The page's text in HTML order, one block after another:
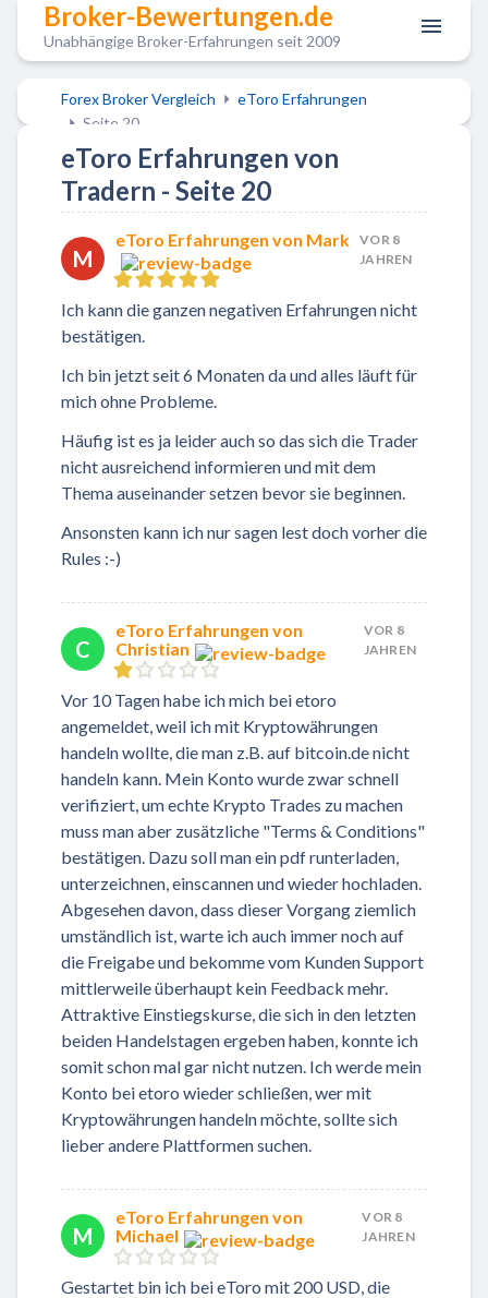
Broker-Bewertungen.de
Unabhängige Broker-Erfahrungen seit 2009
Forex Broker Vergleich
eToro Erfahrungen
Seite 20
eToro Erfahrungen von
Tradern - Seite 20
M
eToro Erfahrungen von Mark
VOR 8
JAHREN
Ich kann die ganzen negativen Erfahrungen nicht
bestätigen.
Ich bin jetzt seit 6 Monaten da und alles läuft für
mich ohne Probleme.
Häufig ist es ja leider auch so das sich die Trader
nicht ausreichend informieren und mit dem
Thema auseinander setzen bevor sie beginnen.
Ansonsten kann ich nur sagen lest doch vorher die
Rules :-)
C
eToro Erfahrungen von
Christian
VOR 8
JAHREN
Vor 10 Tagen habe ich mich bei etoro
angemeldet, weil ich mit Kryptowährungen
handeln wollte, die man z.B. auf bitcoin.de nicht
handeln kann. Mein Konto wurde zwar schnell
verifiziert, um echte Krypto Trades zu machen
muss man aber zusätzliche "Terms & Conditions"
bestätigen. Dazu soll man ein pdf runterladen,
unterzeichnen, einscannen und wieder hochladen.
Abgesehen davon, dass dieser Vorgang ziemlich
umständlich ist, warte ich auch immer noch auf
die Freigabe und bekomme vom Kunden Support
mittlerweile überhaupt kein Feedback mehr.
Attraktive Einstiegskurse, die sich in den letzten
beiden Handelstagen ergeben haben, konnte ich
somit schon mal gar nicht nutzen. Ich werde mein
Konto bei etoro wieder schließen, wer mit
Kryptowährungen handeln möchte, sollte sich
lieber andere Plattformen suchen.
M
eToro Erfahrungen von
Michael
VOR 8
JAHREN
Gestartet bin ich bei eToro mit 200 USD, die